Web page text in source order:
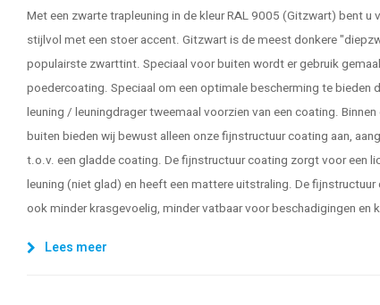
Met een zwarte trapleuning in de kleur RAL 9005 (Gitzwart) bent u
stijlvol met een stoer accent. Gitzwart is de meest donkere
populairste zwarttint. Speciaal voor buiten wordt er gebruik
poedercoating. Speciaal om een optimale bescherming te
leuning / leuningdrager tweemaal voorzien van een coating.
buiten bieden wij bewust alleen onze fijnstructuur coating aan,
t.o.v. een gladde coating. De fijnstructuur coating zorgt voor een
leuning (niet glad) en heeft een mattere uitstraling. De
ook minder krasgevoelig, minder vatbaar voor beschadigingen en
Lees meer